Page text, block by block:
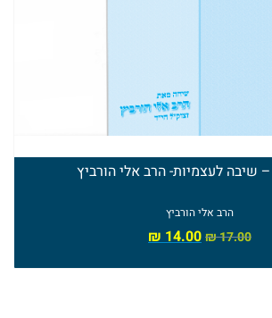
שיבה לעצמיות- הרב אלי הורביץ
הרב אלי הורביץ
17.00
₪
14.00
₪